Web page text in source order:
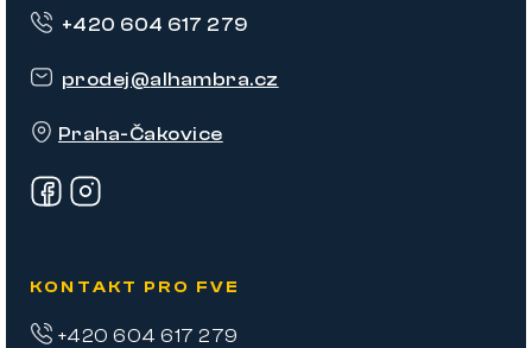
prodej@alhambra.cz
Praha-Čakovice
+420 604 617 279
KONTAKT PRO FVE
+420 604 617 279